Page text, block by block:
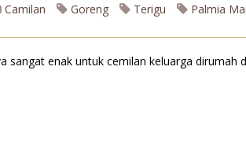
Camilan Goreng Terigu Palmia
sangat enak untuk cemilan keluarga